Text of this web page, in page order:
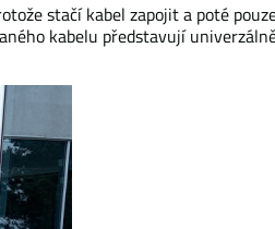
stačí kabel zapojit a poté
kabelu představují